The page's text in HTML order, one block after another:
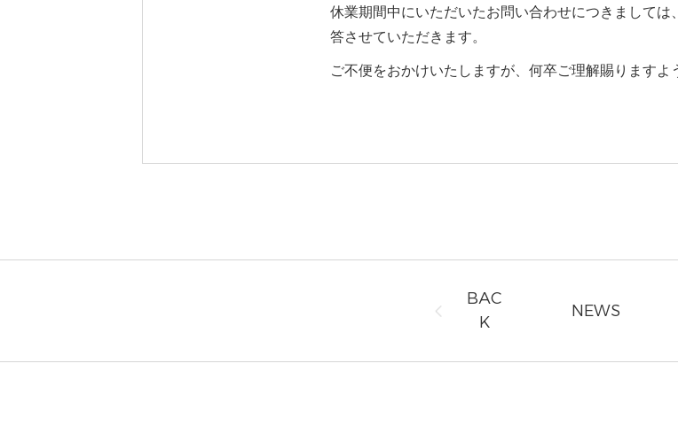
休業期間中にいただいたお問い合わせにつきましては
答させていただきます。
ご不便をおかけいたしますが、何卒ご理解賜りますよ
BAC
K
NEWS